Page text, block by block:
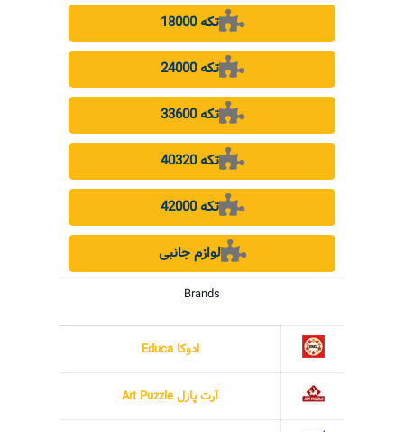
18000 تکه
24000 تکه
33600 تکه
40320 تکه
42000 تکه
لوازم جانبی
Brands
ادوکا Educa
آرت پازل Art Puzzle